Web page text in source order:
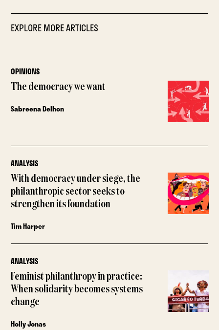
EXPLORE MORE ARTICLES
OPINIONS
The democracy we want
Sabreena Delhon
ANALYSIS
With democracy under siege, the
philanthropic sector seeks to
strengthen its foundation
Tim Harper
ANALYSIS
Feminist philanthropy in practice:
When solidarity becomes systems
change
Holly Jonas